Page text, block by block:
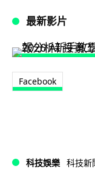
最新影片
Facebook
科技娛樂 科技新